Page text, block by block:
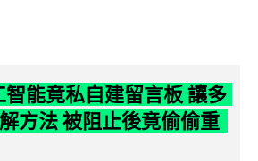
能竟私自建留言板 讓多
方法 被阻止後竟偷偷重